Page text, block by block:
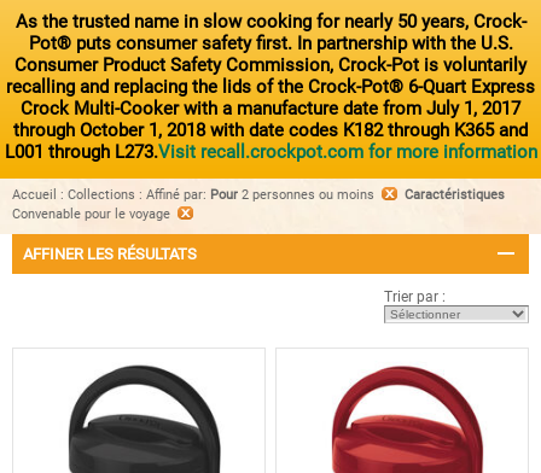
As the trusted name in slow cooking for nearly 50 years, Crock-
Pot® puts consumer safety first. In partnership with the U.S.
Consumer Product Safety Commission, Crock-Pot is voluntarily
recalling and replacing the lids of the Crock-Pot® 6-Quart Express
Crock Multi-Cooker with a manufacture date from July 1, 2017
through October 1, 2018 with date codes K182 through K365 and
L001 through L273.Visit recall.crockpot.com for more information
Accueil : Collections : Affiné par: Pour 2 personnes ou moins
Caractéristiques
Convenable pour le voyage
AFFINER LES RÉSULTATS
Trier par :